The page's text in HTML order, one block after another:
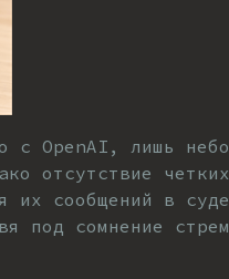
с OpenAI, лишь
отсутствие
их сообщений в
под сомнение